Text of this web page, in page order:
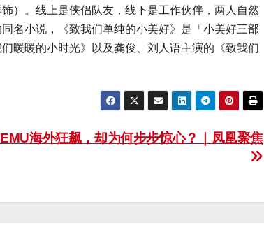
）。线上是侠侣队友，线下是工作伙伴，两人自然
名小说，《致我们单纯的小美好》是「小美好三部
暖暖的小时光》以及龚俊、刘人语主演的《致我们
海外狂飙，却为何步步惊心？｜凤凰聚焦